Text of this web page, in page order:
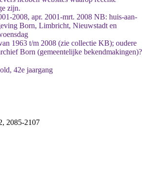
zijn.
2008, apr. 2001-mrt. 2008 NB: huis-aan-
Born, Limbricht, Nieuwstadt en
1963 t/m 2008 (zie collectie KB); oudere
Born (gemeentelijke bekendmakingen)?
42e jaargang
2085-2107